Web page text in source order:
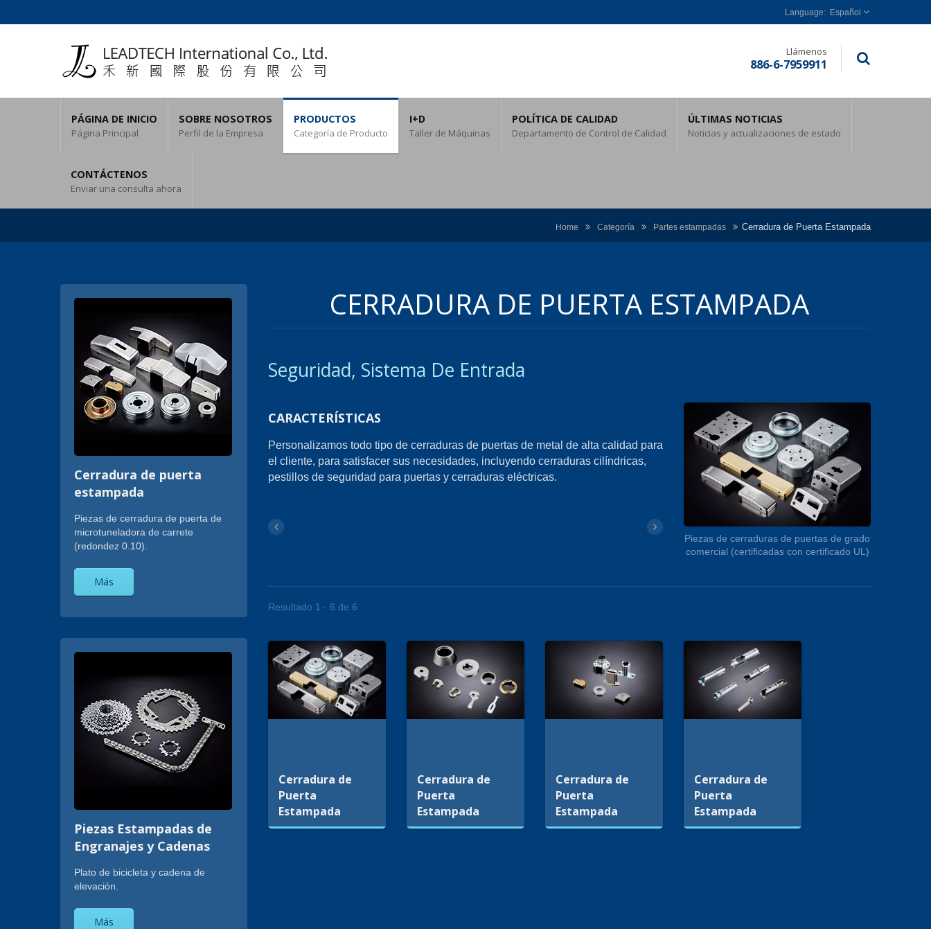
Español
Llámenos
886-6-7959911
PÁGINA DE INICIO
Página Principal
SOBRE NOSOTROS
Perfil de la Empresa
PRODUCTOS
Categoría de Producto
I+D
Taller de Máquinas
POLÍTICA DE CALIDAD
Departamento de Control de Calidad
ÚLTIMAS NOTICIAS
Noticias y actualizaciones de estado
CONTÁCTENOS
Enviar una consulta ahora
Home Categoría Partes estampadas Cerradura de Puerta Estampada
Cerradura de puerta
estampada
Piezas de cerradura de puerta de
microtuneladora de carrete
(redondez 0.10).
Más
Piezas Estampadas de
Engranajes y Cadenas
Plato de bicicleta y cadena de
elevación.
Más
CERRADURA DE PUERTA ESTAMPADA
Seguridad, Sistema De Entrada
Piezas de cerraduras de puertas de grado
comercial (certificadas con certificado UL)
CARACTERÍSTICAS
Personalizamos todo tipo de cerraduras de puertas de metal de alta calidad para
el cliente, para satisfacer sus necesidades, incluyendo cerraduras cilíndricas,
pestillos de seguridad para puertas y cerraduras eléctricas.
Resultado 1 - 6 de 6
Cerradura de
Puerta
Estampada
Cerradura de
Puerta
Estampada
Cerradura de
Puerta
Estampada
Cerradura de
Puerta
Estampada